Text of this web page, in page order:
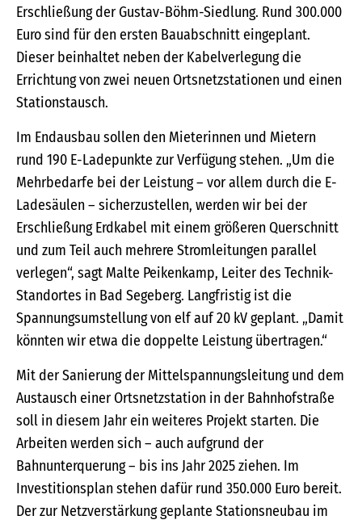
Erschließung der Gustav-Böhm-Siedlung. Rund 300.000
Euro sind für den ersten Bauabschnitt eingeplant.
Dieser beinhaltet neben der Kabelverlegung die
Errichtung von zwei neuen Ortsnetzstationen und einen
Stationstausch.
Im Endausbau sollen den Mieterinnen und Mietern
rund 190 E-Ladepunkte zur Verfügung stehen. „Um die
Mehrbedarfe bei der Leistung – vor allem durch die E-
Ladesäulen – sicherzustellen, werden wir bei der
Erschließung Erdkabel mit einem größeren Querschnitt
und zum Teil auch mehrere Stromleitungen parallel
verlegen“, sagt Malte Peikenkamp, Leiter des Technik-
Standortes in Bad Segeberg. Langfristig ist die
Spannungsumstellung von elf auf 20 kV geplant. „Damit
könnten wir etwa die doppelte Leistung übertragen.“
Mit der Sanierung der Mittelspannungsleitung und dem
Austausch einer Ortsnetzstation in der Bahnhofstraße
soll in diesem Jahr ein weiteres Projekt starten. Die
Arbeiten werden sich – auch aufgrund der
Bahnunterquerung – bis ins Jahr 2025 ziehen. Im
Investitionsplan stehen dafür rund 350.000 Euro bereit.
Der zur Netzverstärkung geplante Stationsneubau im